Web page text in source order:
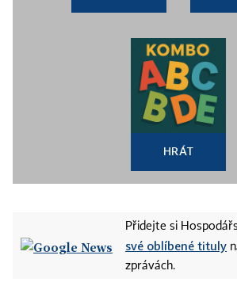
HRÁT
Přidejte si
své oblíbené tituly
zprávách.